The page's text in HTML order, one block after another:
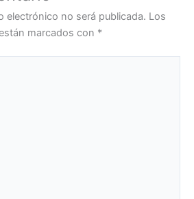
electrónico no será publicada. Los
marcados con *